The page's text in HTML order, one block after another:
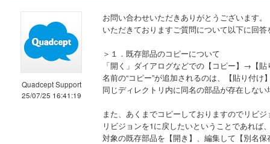
Quadcept Support
25/07/25 16:41:19
お問い合わせいただきありがとうございます。
いただきておりますご質問について以下に回
＞１．既存部品のコピーについて
「開く」ダイアログなどでの【コピー】→【
名前の“コピー”が追加されるのは、【貼り付
同じディレクトリ内に同名の部品が存在しな
また、あくまでコピーしておりますのでリビ
リビジョンを1に戻したいということであれ
対象の既存部品を【開き】、編集して【別名